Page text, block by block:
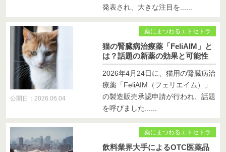
発表され、大きな注目を......
公開日：2026.06.04
薬にまつわるエトセトラ
猫の腎臓病治療薬「FeliAIM」と
は？話題の新薬の効果と可能性
2026年4月24日に、猫用の腎臓病治
療薬「FeliAIM（フェリエイム）」
の製造販売承認申請が行われ、話題
を呼びました......
薬にまつわるエトセトラ
飲料業界大手によるOTC医薬品